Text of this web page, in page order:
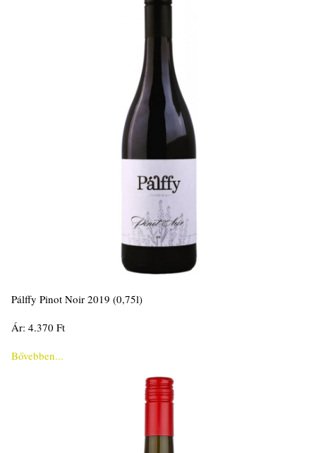
Pálffy Pinot Noir 2019 (0,75l)
Ár: 4.370 Ft
Bővebben...